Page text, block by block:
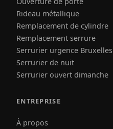
Rideau métallique
Remplacement de cylindre
Remplacement serrure
Serrurier urgence Bruxelles
Serrurier de nuit
Serrurier ouvert dimanche
ENTREPRISE
À propos